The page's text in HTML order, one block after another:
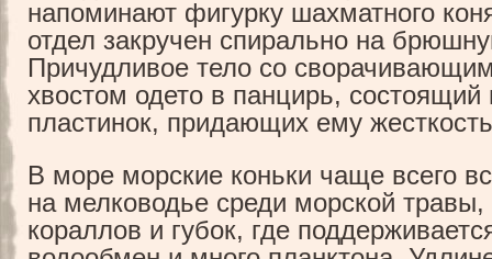
напоминают фигурку шахматного
отдел закручен спирально на
Причудливое тело со
хвостом одето в панцирь, состоящий
пластинок, придающих ему
В море морские коньки чаще всего
на мелководье среди морской
кораллов и губок, где